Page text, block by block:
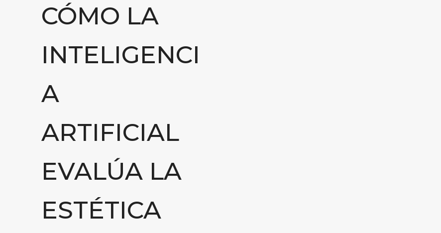
CÓMO LA
INTELIGENCI
A
ARTIFICIAL
EVALÚA LA
ESTÉTICA